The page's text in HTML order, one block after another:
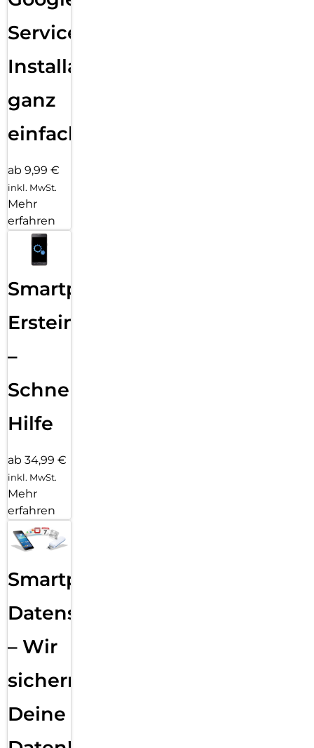
Services
Installation
ganz
einfach
ab 9,99 €
inkl. MwSt.
Mehr
erfahren
Smartphone
Ersteinrichtung
–
Schnelle
Hilfe
ab 34,99 €
inkl. MwSt.
Mehr
erfahren
Smartphone
Datensicherung
– Wir
sichern
Deine